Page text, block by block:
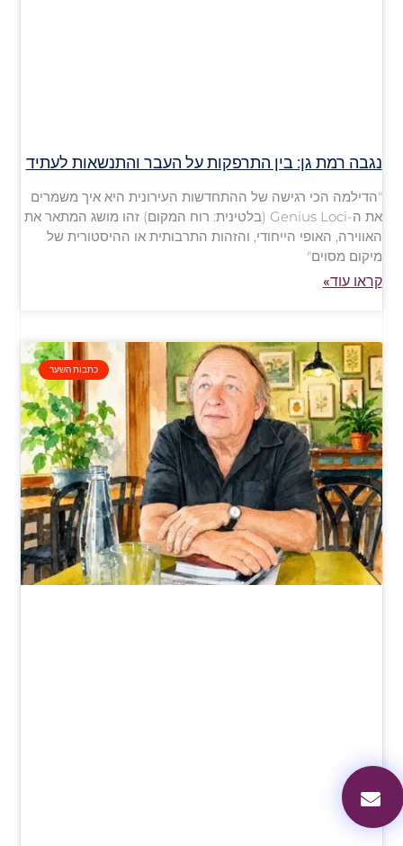
נגבה רמת גן: בין התרפקות על העבר והתנשאות לעתיד
"הדילמה הכי רגישה של ההתחדשות העירונית היא איך משמרים
את ה-Genius Loci (בלטינית: רוח המקום) זהו מושג המתאר את
האווירה, האופי הייחודי, והזהות התרבותית או ההיסטורית של
מיקום מסוים"
קראו עוד»
כתבות השער